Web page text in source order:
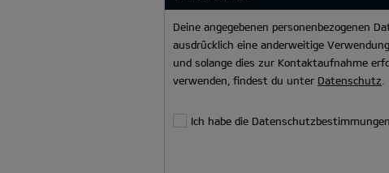
Deine angegebenen personenbezogenen
ausdrücklich eine anderweitige
und solange dies zur Kontaktaufnahme
verwenden, findest du unter Datenschutz
Ich habe die